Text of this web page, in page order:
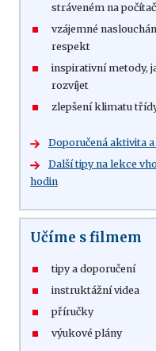
stráveném na
vzájemné
respekt
inspirativní metody,
rozvíjet
zlepšení klimatu
Doporučená aktivita
Další tipy na lekce
hodin
Učíme s filmem
tipy a doporučení
instruktážní videa
příručky
výukové plány